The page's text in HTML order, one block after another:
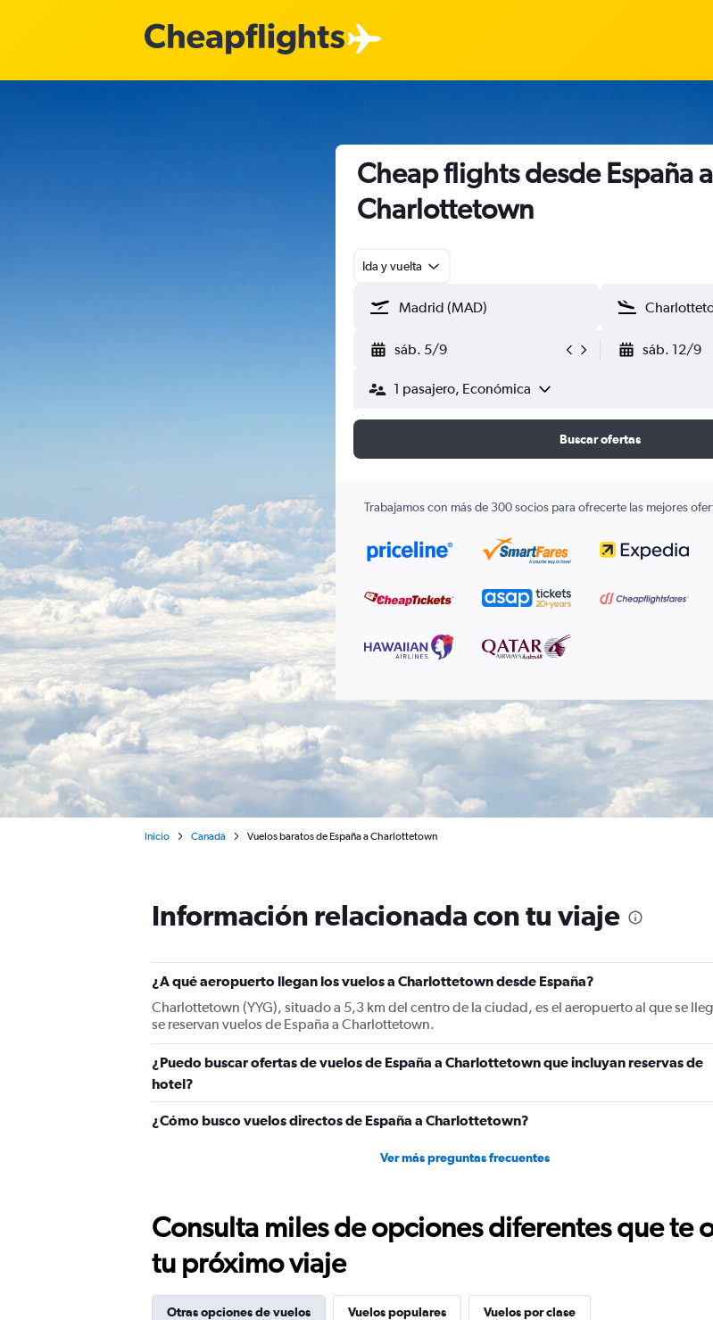
Cheap flights desde España a
Charlottetown
Ida y vuelta
sáb. 5/9 sáb. 12/9
1 pasajero, Económica
Buscar ofertas
Trabajamos con más de 300 socios para ofrecerte las mejores
Inicio Canadá Vuelos baratos de España a Charlottetown
Información relacionada con tu viaje
¿A qué aeropuerto llegan los vuelos a Charlottetown desde España?
Charlottetown (YYG), situado a 5,3 km del centro de la ciudad, es el aeropuerto al que se
se reservan vuelos de España a Charlottetown.
¿Puedo buscar ofertas de vuelos de España a Charlottetown que incluyan reservas de
hotel?
¿Cómo busco vuelos directos de España a Charlottetown?
Ver más preguntas frecuentes
Consulta miles de opciones diferentes que te
tu próximo viaje
Otras opciones de vuelos Vuelos populares Vuelos por clase